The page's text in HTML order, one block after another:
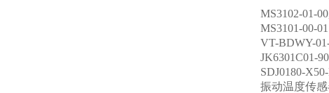
MS3102-01-
MS3101-00-
VT-BDWY-
JK6301C01-
SDJ0180-
振动温度传感